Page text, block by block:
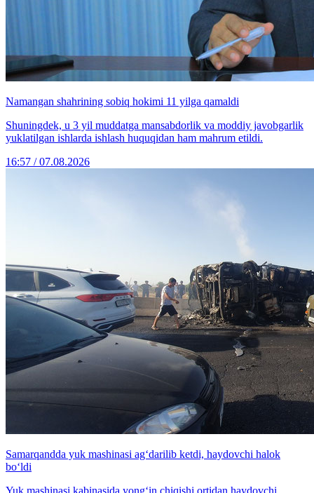
Namangan shahrining sobiq hokimi 11 yilga qamaldi
Shuningdek, u 3 yil muddatga mansabdorlik va moddiy javobgarlik
yuklatilgan ishlarda ishlash huquqidan ham mahrum etildi.
16:57 / 07.08.2026
Samarqandda yuk mashinasi ag‘darilib ketdi, haydovchi halok
bo‘ldi